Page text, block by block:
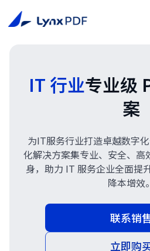
IT 行业专业级
案
为IT服务行业打造卓越数字
化解决方案集专业、安全、高
身，助力 IT 服务企业全面提
降本增效。
联系销
立即购